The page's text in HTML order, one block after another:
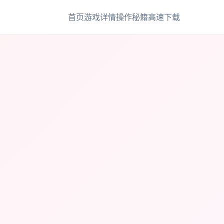
首页游戏详情操作秘籍高速下载